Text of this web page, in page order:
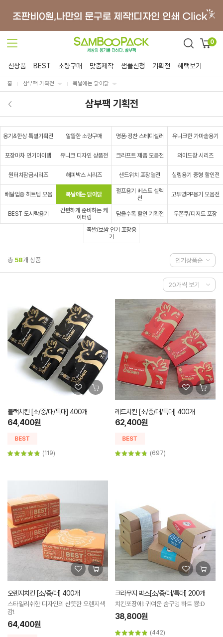
0
신상품 BEST 소량구매 맞춤제작 샘플신청 기획전 혜택보기
홈 삼부팩 기획전 복날에는 닭이닭
삼부팩 기획전
옹기&한상 특별기획전 알뜰한 소량구매 명품·정찬 스테디셀러 유니크한 가마솥용기
포장마차 인기아이템 유니크 디자인 상품전 크라프트 제품 모음전 와이드창 시리즈
원터치잠금시리즈 해피박스 시리즈 샌드위치 포장열전 실링용기 중형 할인전
배달업종 히트템 모음 복날에는 닭이닭
펄프용기 베스트 셀렉
션
고투명PP용기 모음전
BEST 도시락용기
간편하게 준비하는 케
이터링
담을수록 할인 기획전 두쫀쿠/디저트 포장
족발/보쌈 인기 포장용
기
총 58개 상품
블랙치킨 [소/중/대/특대] 400개
64,400원
(119)
레드치킨 [소/중/대/특대] 400개
62,400원
(697)
오렌지치킨 [소/중/대] 400개
스타일리쉬한 디자인의 산뜻한 오렌지색
감!
64,400원
크라무지 박스[소/중/대/특대] 200개
치킨포장에! 귀여운 숨구멍 하트 뿅:D
38,800원
(442)